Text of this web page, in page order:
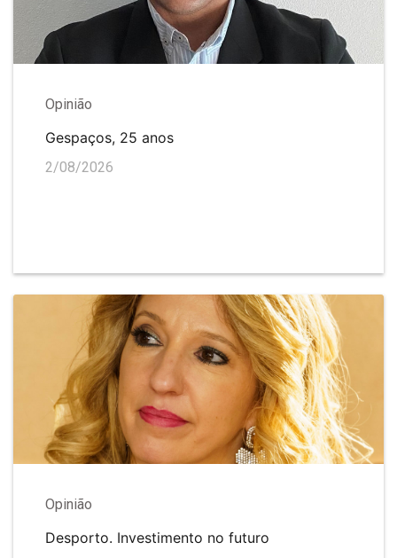
Opinião
Gespaços, 25 anos
2/08/2026
Opinião
Desporto. Investimento no futuro